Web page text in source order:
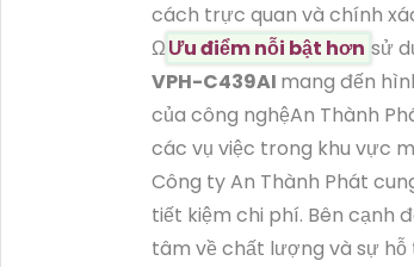
cách trực quan và chính
ΩƯu điểm nỗi bật hơn sử
VPH-C439AI mang đến
của công nghệAn Thành
các vụ việc trong khu vực
Công ty An Thành Phát
tiết kiệm chi phí. Bên cạnh
tâm về chất lượng và sự hỗ